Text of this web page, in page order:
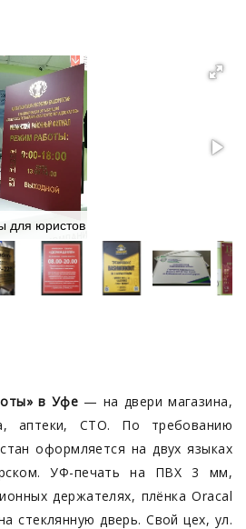
в Уфе — на двух языках, ПВХ, оргстекло
для юристов
в Уфе — на двери магазина,
аптеки, СТО. По требованию
оформляется на двух языках
УФ-печать на ПВХ 3 мм,
держателях, плёнка Oracal
стеклянную дверь. Свой цех, ул.